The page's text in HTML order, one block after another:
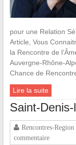
pour une Relation
Article, Vous
la Rencontre de
Auvergne-Rhône-
Chance de
Lire la suite
Saint-
Rencontres-Region
commentaire